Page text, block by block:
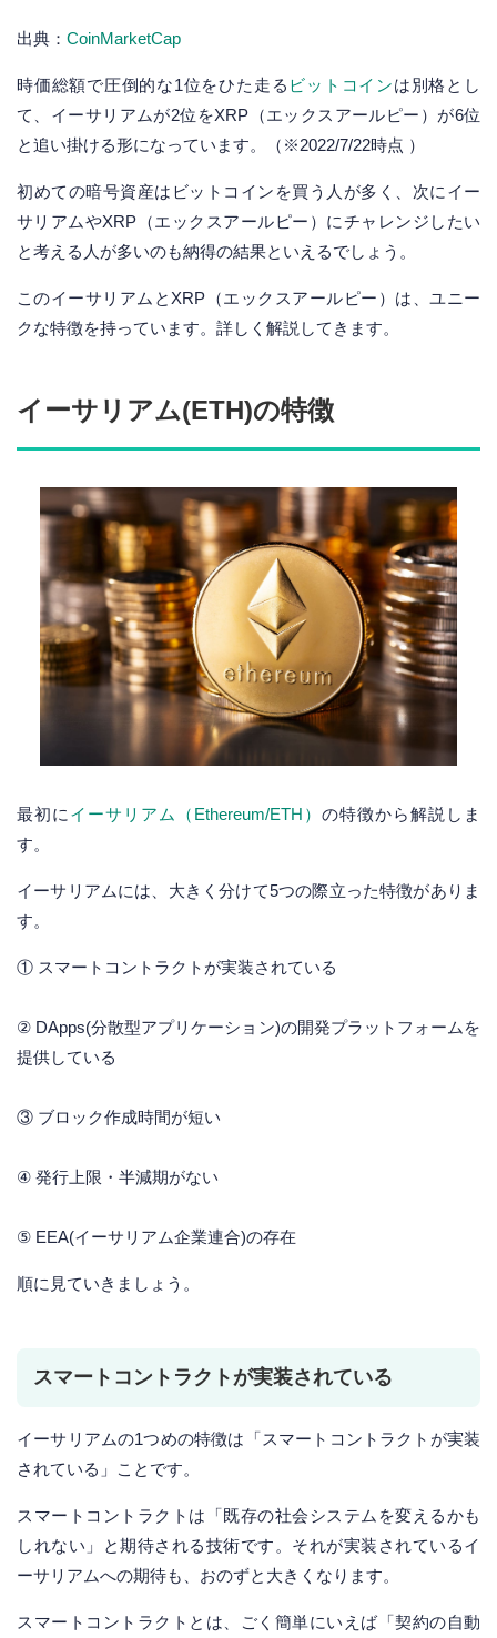
出典： CoinMarketCap
時価総額で圧倒的な1位をひた走る ビットコインは別格とし
て、イーサリアムが2位をXRP（エックスアールピー）が6位
と追い掛ける形になっています。（※2022/7/22時点 ）
初めての暗号資産はビットコインを買う人が多く、次にイー
サリアムやXRP（エックスアールピー）にチャレンジしたい
と考える人が多いのも納得の結果といえるでしょう。
このイーサリアムとXRP（エックスアールピー）は、ユニー
クな特徴を持っています。詳しく解説してきます。
イーサリアム(ETH)の特徴
最初に イーサリアム（Ethereum/ETH） の特徴から解説しま
す。
イーサリアムには、大きく分けて5つの際立った特徴がありま
す。
① スマートコントラクトが実装されている
② DApps(分散型アプリケーション)の開発プラットフォームを
提供している
③ ブロック作成時間が短い
④ 発行上限・半減期がない
⑤ EEA(イーサリアム企業連合)の存在
順に見ていきましょう。
スマートコントラクトが実装されている
イーサリアムの1つめの特徴は「スマートコントラクトが実装
されている」ことです。
スマートコントラクトは「既存の社会システムを変えるかも
しれない」と期待される技術です。それが実装されているイ
ーサリアムへの期待も、おのずと大きくなります。
スマートコントラクトとは、ごく簡単にいえば「契約の自動